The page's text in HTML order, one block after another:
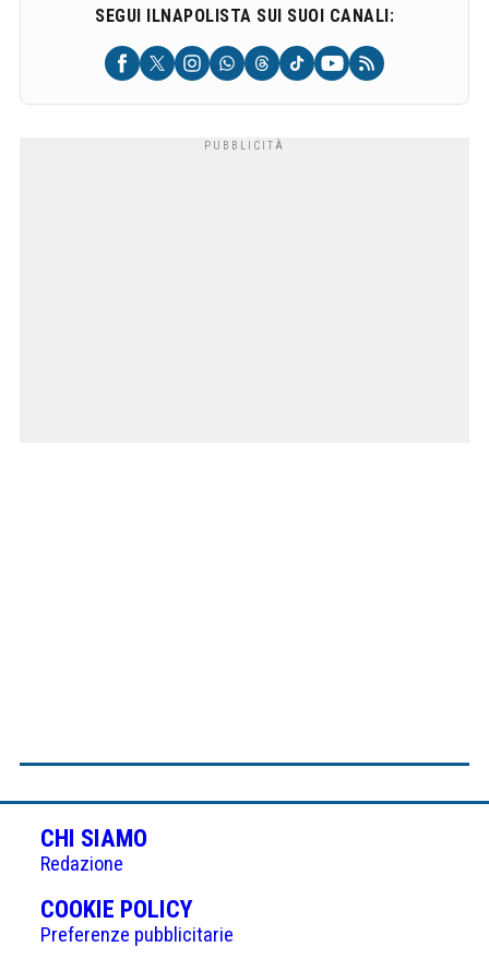
SEGUI ILNAPOLISTA SUI SUOI CANALI:
CHI SIAMO
Redazione
COOKIE POLICY(APRE
IN
Preferenze pubblicitarie